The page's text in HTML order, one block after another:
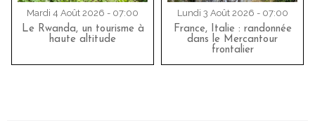
Mardi 4 Août 2026 - 07:00
Le Rwanda, un tourisme à
haute altitude
Lundi 3 Août 2026 - 07:00
France, Italie : randonnée
dans le Mercantour
frontalier